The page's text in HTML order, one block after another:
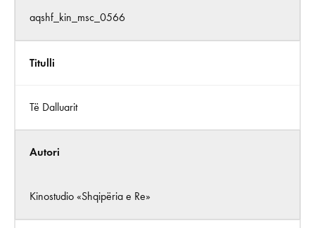
aqshf_kin_msc_0566
Titulli
Të Dalluarit
Autori
Kinostudio «Shqipëria e Re»